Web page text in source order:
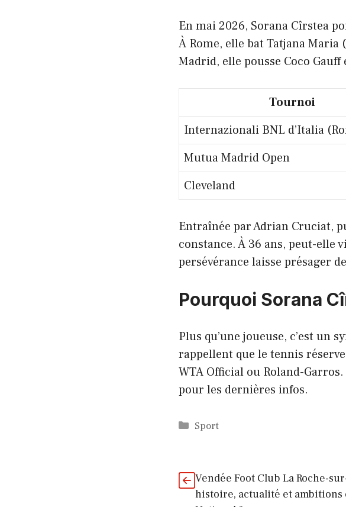
En mai 2026, Sorana Cîrstea
À Rome, elle bat Tatjana Maria
Madrid, elle pousse Coco
Tournoi
Internazionali BNL d’Italia
Mutua Madrid Open
Cleveland
Entraînée par Adrian Cruciat,
constance. À 36 ans, peut-elle
persévérance laisse présager
Pourquoi Sorana
Plus qu’une joueuse, c’est un
rappellent que le tennis
WTA Official ou Roland-
pour les dernières infos.
Catégories
Sport
Vendée Foot Club La Roche-
histoire, actualité et ambitions